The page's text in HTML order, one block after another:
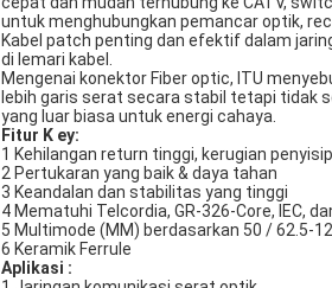
untuk menghubungkan pemancar optik,
Kabel patch penting dan efektif dalam
di lemari kabel.
Mengenai konektor Fiber optic, ITU
lebih garis serat secara stabil tetapi tidak
yang luar biasa untuk energi cahaya.
Fitur K ey:
1 Kehilangan return tinggi, kerugian
2 Pertukaran yang baik & daya tahan
3 Keandalan dan stabilitas yang tinggi
4 Mematuhi Telcordia, GR-326-Core, IEC,
5 Multimode (MM) berdasarkan 50 / 62.5-
6 Keramik Ferrule
Aplikasi :